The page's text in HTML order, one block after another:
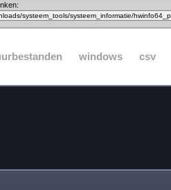
windows csv